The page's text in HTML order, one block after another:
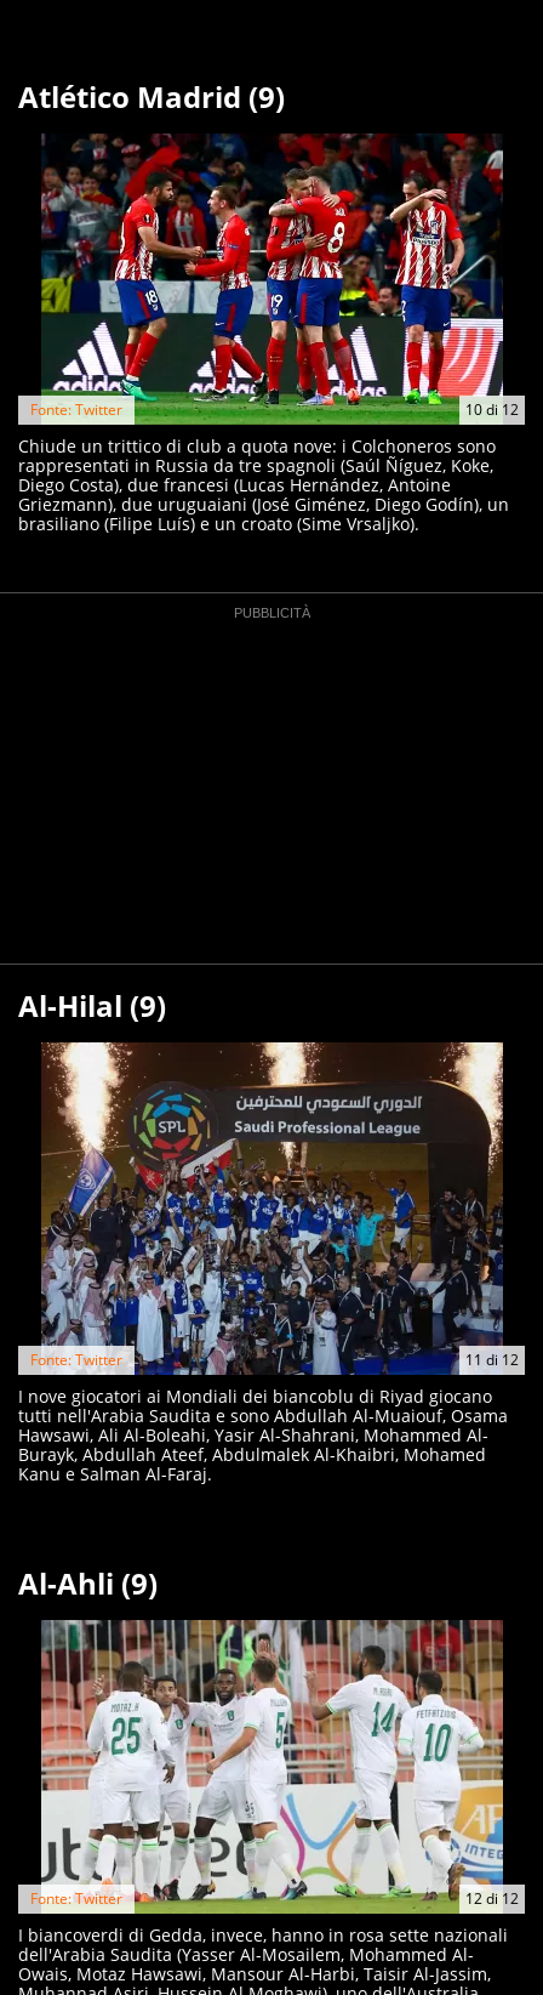
Atlético Madrid (9)
10di 12
Fonte: Twitter
Chiude un trittico di club a quota nove: i Colchoneros sono
rappresentati in Russia da tre spagnoli (Saúl Ñíguez, Koke,
Diego Costa), due francesi (Lucas Hernández, Antoine
Griezmann), due uruguaiani (José Giménez, Diego Godín), un
brasiliano (Filipe Luís) e un croato (Sime Vrsaljko).
Al-Hilal (9)
11 di 12
Fonte: Twitter
I nove giocatori ai Mondiali dei biancoblu di Riyad giocano
tutti nell'Arabia Saudita e sono Abdullah Al-Muaiouf, Osama
Hawsawi, Ali Al-Boleahi, Yasir Al-Shahrani, Mohammed Al-
Burayk, Abdullah Ateef, Abdulmalek Al-Khaibri, Mohamed
Kanu e Salman Al-Faraj.
Al-Ahli (9)
12di 12
Fonte: Twitter
I biancoverdi di Gedda, invece, hanno in rosa sette nazionali
dell'Arabia Saudita (Yasser Al-Mosailem, Mohammed Al-
Owais, Motaz Hawsawi, Mansour Al-Harbi, Taisir Al-Jassim,